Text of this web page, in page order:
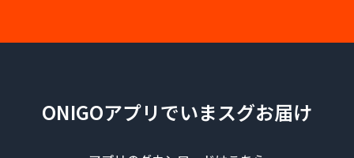
ONIGOアプリでいまスグお届け